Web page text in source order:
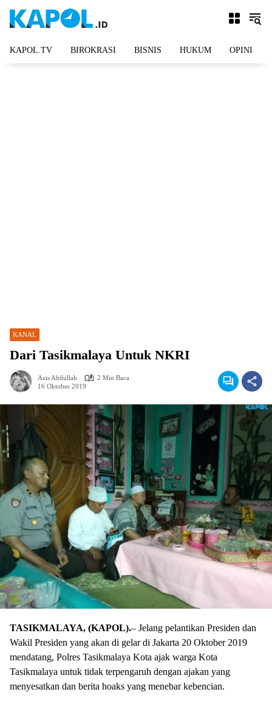
KAPOL.TV BIROKRASI BISNIS HUKUM OPINI
KANAL
Dari Tasikmalaya Untuk NKRI
Azis Abdullah
2 Min Baca
16 Oktober 2019
TASIKMALAYA, (KAPOL).– Jelang pelantikan Presiden dan
Wakil Presiden yang akan di gelar di Jakarta 20 Oktober 2019
mendatang, Polres Tasikmalaya Kota ajak warga Kota
Tasikmalaya untuk tidak terpengaruh dengan ajakan yang
menyesatkan dan berita hoaks yang menebar kebencian.